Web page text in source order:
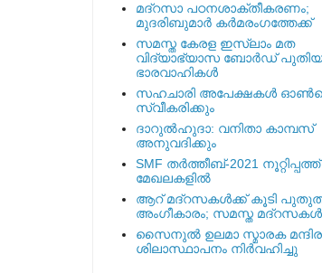
മദ്‌റസാ പഠനശാക്തീകരണം;
മുദരിബുമാര്‍ കര്‍മരംഗത്തേക്ക്
സമസ്ത കേരള ഇസ്ലാം മത
വിദ്യാഭ്യാസ ബോര്‍ഡ് പുതിയ
ഭാരവാഹികള്‍
സഹചാരി അപേക്ഷകൾ
സ്വീകരിക്കും
ദാറുല്‍ഹുദാ: വനിതാ കാമ്പസ്
അനുവദിക്കും
SMF തര്‍ത്തീബ്-2021 നൂറ്റിപ്പത്ത്
മേഖലകളില്‍
ആറ് മദ്റസകള്‍ക്ക് കൂടി
അംഗീകാരം; സമസ്ത മദ്റസകള്‍
സൈനുല്‍ ഉലമാ സ്മാരക
ശിലാസ്ഥാപനം നിര്‍വഹിച്ചു